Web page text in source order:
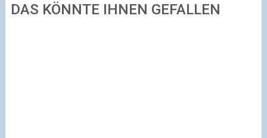
DAS KÖNNTE IHNEN GEFALLEN